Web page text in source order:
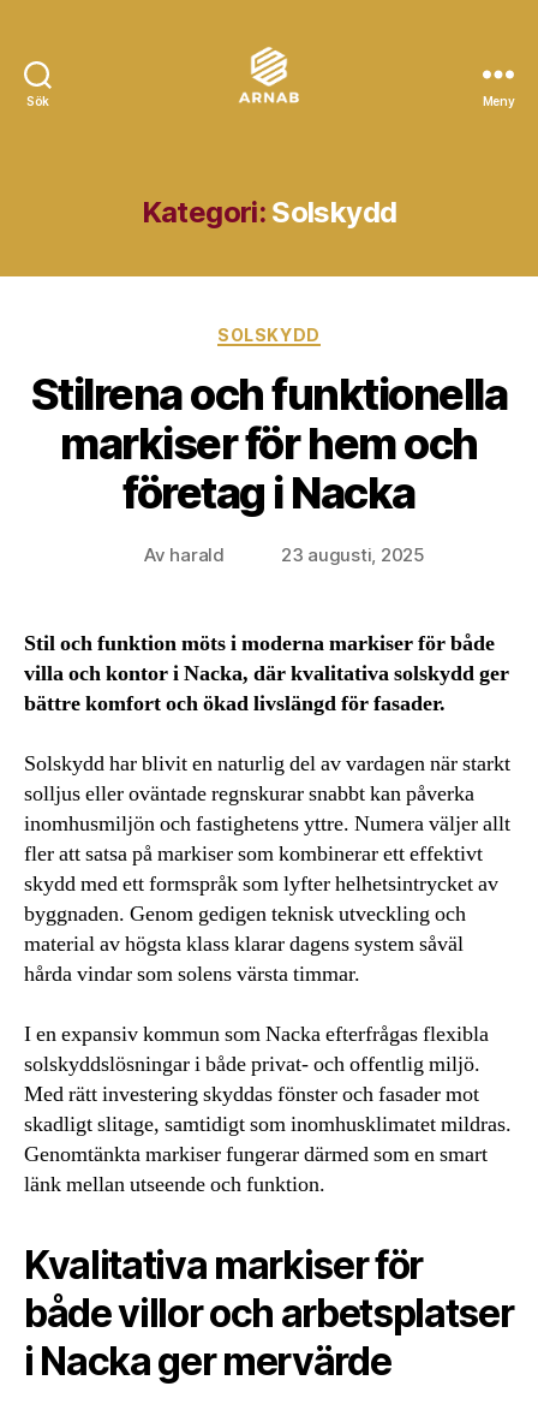
Sök Meny
Kategori: Solskydd
Kategorier
SOLSKYDD
Stilrena och funktionella
markiser för hem och
företag i Nacka
Inläggsförfattare
Av harald Inläggsdatum
23 augusti, 2025
Stil och funktion möts i moderna markiser för både
villa och kontor i Nacka, där kvalitativa solskydd ger
bättre komfort och ökad livslängd för fasader.
Solskydd har blivit en naturlig del av vardagen när starkt
solljus eller oväntade regnskurar snabbt kan påverka
inomhusmiljön och fastighetens yttre. Numera väljer allt
fler att satsa på markiser som kombinerar ett effektivt
skydd med ett formspråk som lyfter helhetsintrycket av
byggnaden. Genom gedigen teknisk utveckling och
material av högsta klass klarar dagens system såväl
hårda vindar som solens värsta timmar.
I en expansiv kommun som Nacka efterfrågas flexibla
solskyddslösningar i både privat- och offentlig miljö.
Med rätt investering skyddas fönster och fasader mot
skadligt slitage, samtidigt som inomhusklimatet mildras.
Genomtänkta markiser fungerar därmed som en smart
länk mellan utseende och funktion.
Kvalitativa markiser för
både villor och arbetsplatser
i Nacka ger mervärde